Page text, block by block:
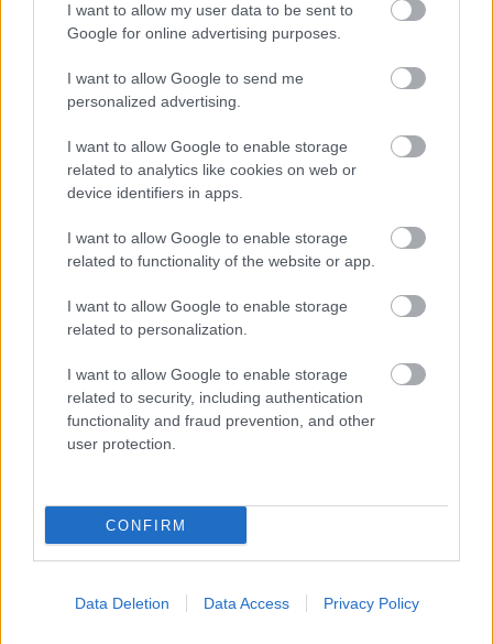
I want to allow my user data to be sent to
Google for online advertising purposes.
I want to allow Google to send me
personalized advertising.
I want to allow Google to enable storage
related to analytics like cookies on web or
device identifiers in apps.
I want to allow Google to enable storage
related to functionality of the website or app.
I want to allow Google to enable storage
related to personalization.
I want to allow Google to enable storage
related to security, including authentication
functionality and fraud prevention, and other
user protection.
CONFIRM
Data Deletion Data Access Privacy Policy